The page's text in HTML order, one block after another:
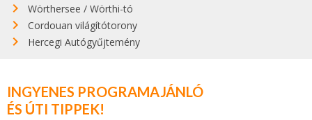
Wörthersee / Wörthi-tó
Cordouan világítótorony
Hercegi Autógyűjtemény
INGYENES PROGRAMAJÁNLÓ
ÉS ÚTI TIPPEK!